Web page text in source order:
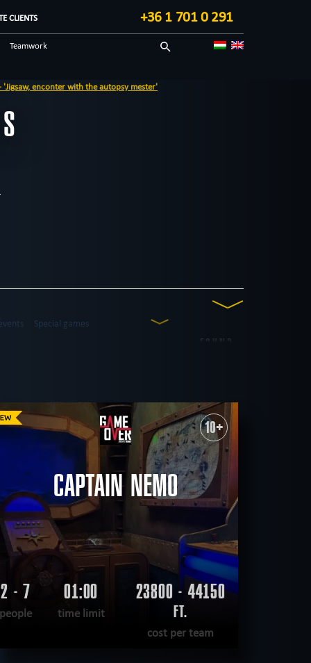
CLIENTS +36 1 701 0 291
Teamwork
Technological
Blog in English
autopsy mester'
FOUND
Special games
western
city walk game
save yourself
CLEAR FILTERS ALL ROOMS
10+
CAPTAIN NEMO
2 - 7
people
01:00
time limit
23800 - 44150
FT.
cost per team